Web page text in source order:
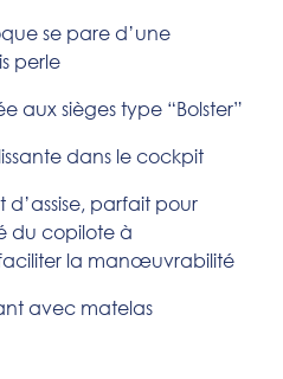
se pare d’une
perle
aux sièges type “Bolster”
dans le cockpit
parfait pour
du copilote à
la manœuvrabilité
avec matelas